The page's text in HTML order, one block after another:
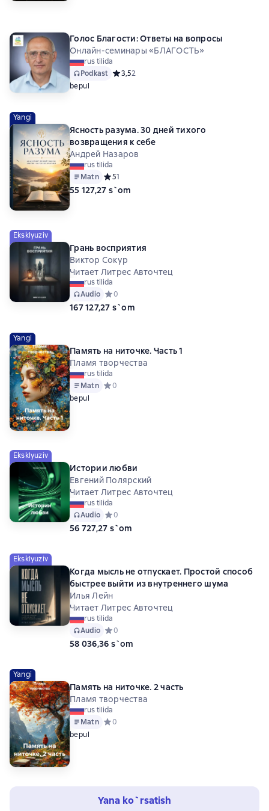
Голос Благости: Ответы на вопросы
Онлайн-семинары «БЛАГОСТЬ»
rus tilida
Podkast Средний рейтинг 3,5 на основе 2 оценок
3,52
bepul
Yangi
Ясность разума. 30 дней тихого
возвращения к себе
Андрей Назаров
rus tilida
Matn Средний рейтинг 5 на основе 1 оценок
51
55 127,27 s`om
Eksklyuziv
Грань восприятия
Виктор Сокур
Читает Литрес Авточтец
rus tilida
Audio Средний рейтинг 0 на основе 0 оценок
0
167 127,27 s`om
Yangi
Память на ниточке. Часть 1
Пламя творчества
rus tilida
Matn Средний рейтинг 0 на основе 0 оценок
0
bepul
Eksklyuziv
Истории любви
Евгений Полярский
Читает Литрес Авточтец
rus tilida
Audio Средний рейтинг 0 на основе 0 оценок
0
56 727,27 s`om
Eksklyuziv
Когда мысль не отпускает. Простой способ
быстрее выйти из внутреннего шума
Илья Лейн
Читает Литрес Авточтец
rus tilida
Audio Средний рейтинг 0 на основе 0 оценок
0
58 036,36 s`om
Yangi
Память на ниточке. 2 часть
Пламя творчества
rus tilida
Matn Средний рейтинг 0 на основе 0 оценок
0
bepul
Yana ko`rsatish